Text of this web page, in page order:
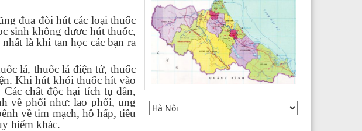
đua đòi hút các loại thuốc
sinh không được hút thuốc,
là khi tan học các bạn ra
lá, thuốc lá điện tử, thuốc
Khi hút khói thuốc hít vào
chất độc hại tích tụ dần,
về phổi như: lao phổi, ung
về tim mạch, hô hấp, tiêu
hiểm khác.